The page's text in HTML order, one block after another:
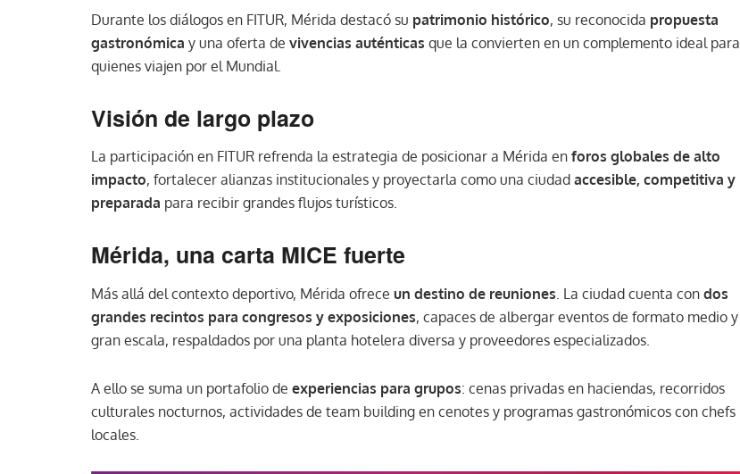
Durante los diálogos en FITUR, Mérida destacó su patrimonio histórico, su reconocida propuesta
gastronómica y una oferta de vivencias auténticas que la convierten en un complemento ideal para
quienes viajen por el Mundial.
Visión de largo plazo
La participación en FITUR refrenda la estrategia de posicionar a Mérida en foros globales de alto
impacto, fortalecer alianzas institucionales y proyectarla como una ciudad accesible, competitiva y
preparada para recibir grandes flujos turísticos.
Mérida, una carta MICE fuerte
Más allá del contexto deportivo, Mérida ofrece un destino de reuniones . La ciudad cuenta con dos
grandes recintos para congresos y exposiciones, capaces de albergar eventos de formato medio y
gran escala, respaldados por una planta hotelera diversa y proveedores especializados.
A ello se suma un portafolio de experiencias para grupos: cenas privadas en haciendas, recorridos
culturales nocturnos, actividades de team building en cenotes y programas gastronómicos con chefs
locales.